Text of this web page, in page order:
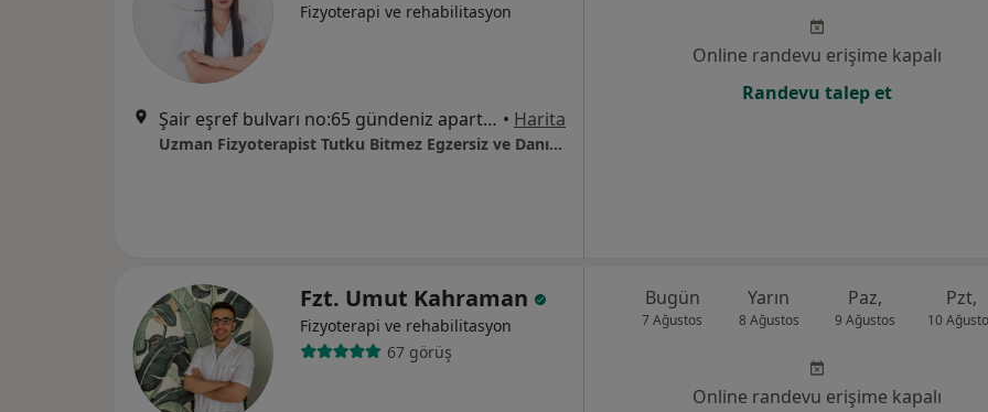
Fizyoterapi ve rehabilitasyon
Şair eşref bulvarı no:65 gündeniz apart. Kat:5 d:9 Alsancak, İzmir • Harita
Uzman Fizyoterapist Tutku Bitmez Egzersiz ve Danışmanlık Merkezi
Online randevu erişime kapalı
Randevu talep et
Fzt. Umut Kahraman
Fizyoterapi ve rehabilitasyon
67 görüş
Bugün
7 Ağustos
Yarın
8 Ağustos
Paz,
9 Ağustos
Pzt,
10
Online randevu erişime kapalı